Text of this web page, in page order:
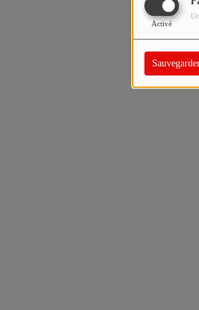
Activé